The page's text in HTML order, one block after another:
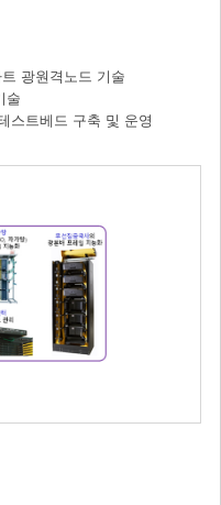
광원격노드 기술
술
스트베드 구축 및 운영